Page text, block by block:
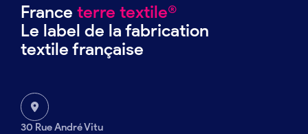
France terre textile®
Le label de la fabrication
textile française
30 Rue André Vitu